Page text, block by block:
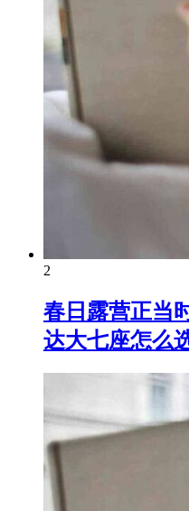
2
春日露营正当
达大七座怎么